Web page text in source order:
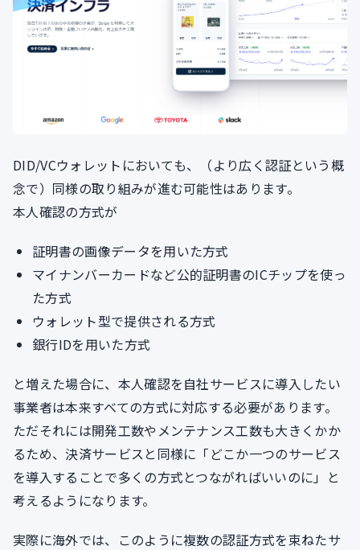
DID/VCウォレットにおいても、（より広く認証という概
念で）同様の取り組みが進む可能性はあります。
本人確認の方式が
証明書の画像データを用いた方式
マイナンバーカードなど公的証明書のICチップを使っ
た方式
ウォレット型で提供される方式
銀行IDを用いた方式
と増えた場合に、本人確認を自社サービスに導入したい
事業者は本来すべての方式に対応する必要があります。
ただそれには開発工数やメンテナンス工数も大きくかか
るため、決済サービスと同様に「どこか一つのサービス
を導入することで多くの方式とつながればいいのに」と
考えるようになります。
実際に海外では、このように複数の認証方式を束ねたサ